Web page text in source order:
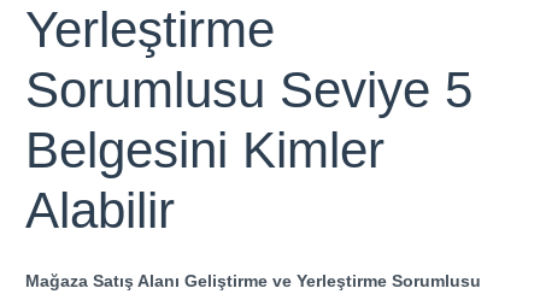
Yerleştirme
Sorumlusu Seviye 5
Belgesini Kimler
Alabilir
Mağaza Satış Alanı Geliştirme ve Yerleştirme Sorumlusu